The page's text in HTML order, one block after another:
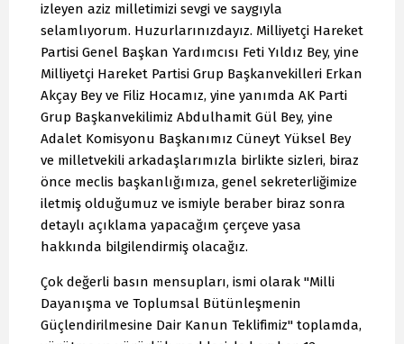
izleyen aziz milletimizi sevgi ve saygıyla
selamlıyorum. Huzurlarınızdayız. Milliyetçi Hareket
Partisi Genel Başkan Yardımcısı Feti Yıldız Bey, yine
Milliyetçi Hareket Partisi Grup Başkanvekilleri Erkan
Akçay Bey ve Filiz Hocamız, yine yanımda AK Parti
Grup Başkanvekilimiz Abdulhamit Gül Bey, yine
Adalet Komisyonu Başkanımız Cüneyt Yüksel Bey
ve milletvekili arkadaşlarımızla birlikte sizleri, biraz
önce meclis başkanlığımıza, genel sekreterliğimize
iletmiş olduğumuz ve ismiyle beraber biraz sonra
detaylı açıklama yapacağım çerçeve yasa
hakkında bilgilendirmiş olacağız.
Çok değerli basın mensupları, ismi olarak "Milli
Dayanışma ve Toplumsal Bütünleşmenin
Güçlendirilmesine Dair Kanun Teklifimiz" toplamda,